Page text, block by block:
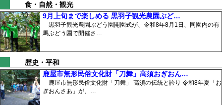
食・自然・観光
9月上旬まで楽しめる 黒羽子観光農園ぶど…
黒羽子観光農園ぶどう園開園式が、令和8年8月1日、同園内の有
馬ぶどう園で開催さ…
歴史・平和
鹿屋市無形民俗文化財「刀舞」高須おぎおん…
鹿屋市無形民俗文化財「刀舞」 高須の伝統と誇り 令和8年夏「お
ぎおんさあ」が、…